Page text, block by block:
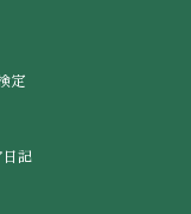
定
日記